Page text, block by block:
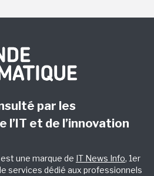
par les
l’IT et de l’innovation
une marque de IT News Info, 1er
services dédié aux professionnels